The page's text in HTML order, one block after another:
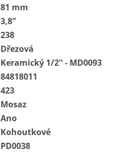
81 mm
3,8"
238
Dřezová
Keramický 1/2'' - MD0093
84818011
423
Mosaz
Ano
Kohoutkové
PD0038